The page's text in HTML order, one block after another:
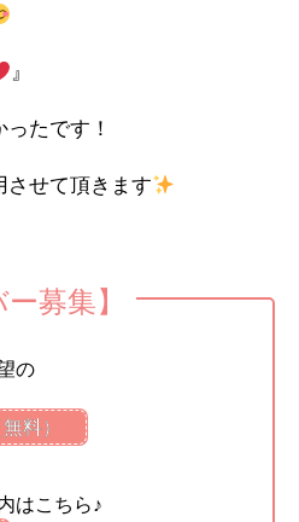
』
たです！
させて頂きます
募集】
の
料）
はこちら♪